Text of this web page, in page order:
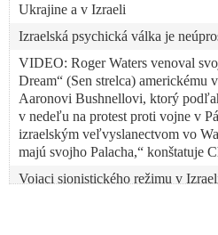
Ukrajine a v Izraeli
Izraelská psychická válka je
VIDEO: Roger Waters venoval
Dream“ (Sen strelca) americkému
Aaronovi Bushnellovi, ktorý
v nedeľu na protest proti vojne v
izraelským veľvyslanectvom vo
majú svojho Palacha,“ konštatuje
Vojaci sionistického režimu v
opäť vraždili Palestínčanov.